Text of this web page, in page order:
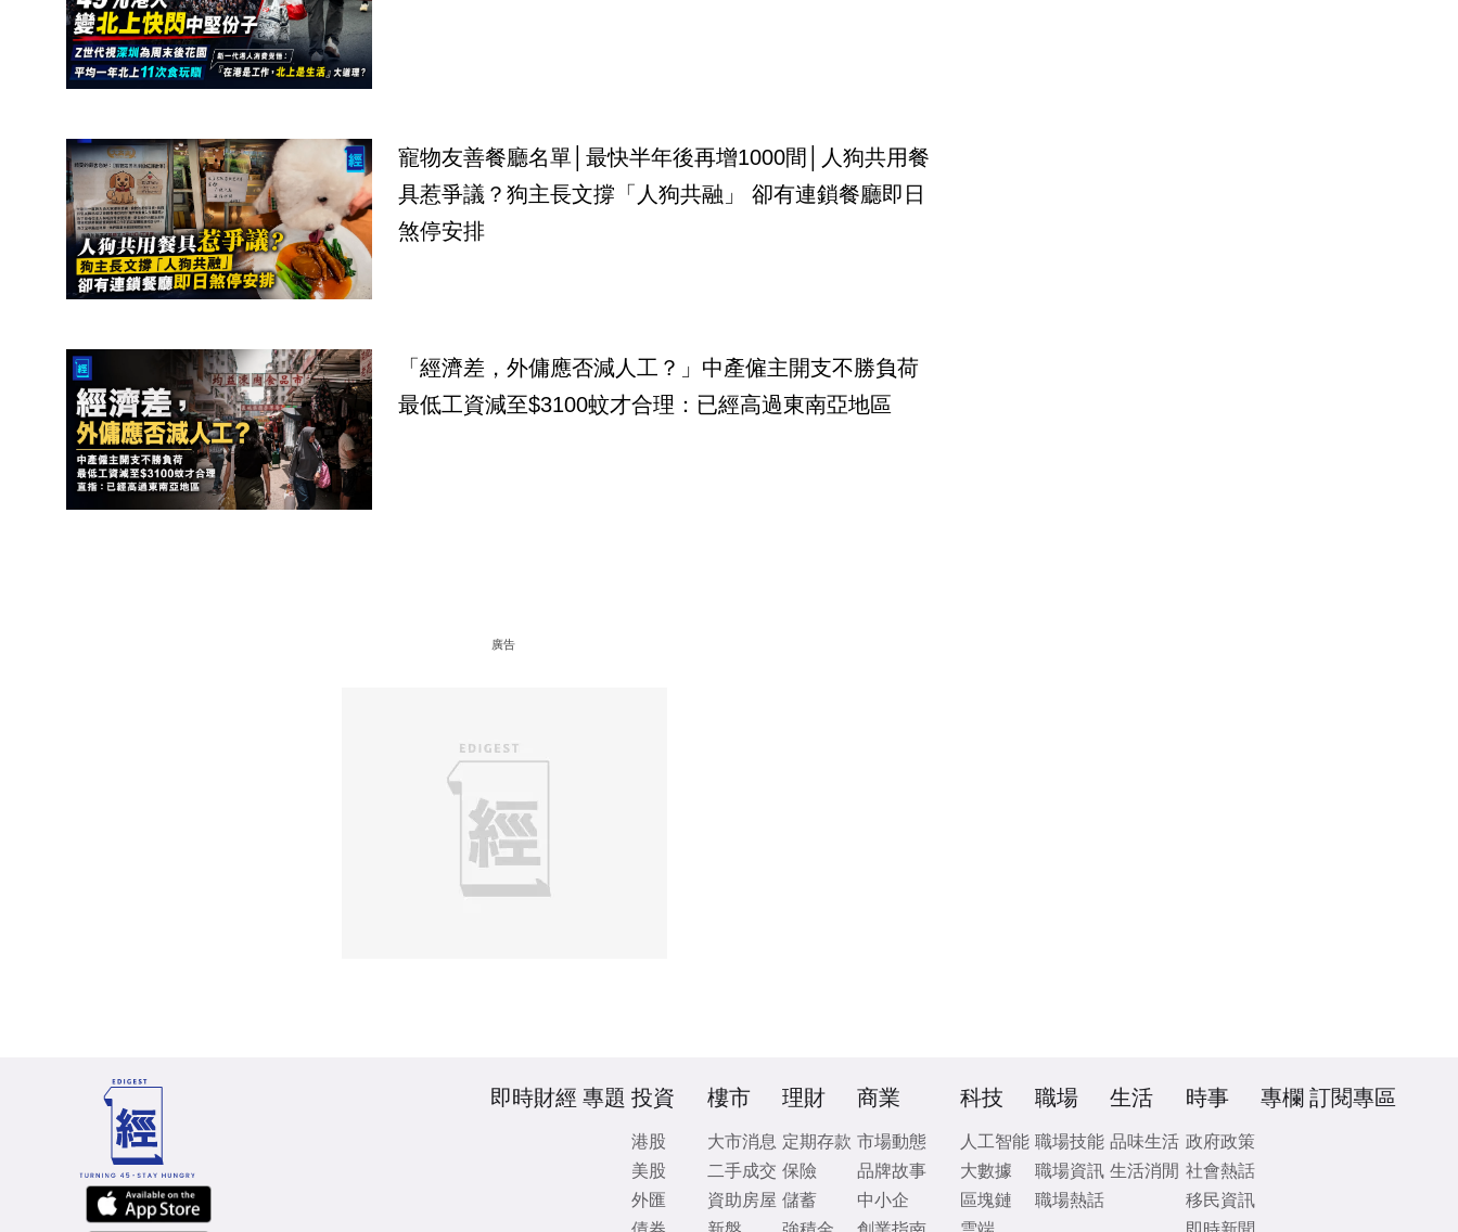
寵物友善餐廳名單│最快半年後再增1000間│人狗共用餐
具惹爭議？狗主長文撐「人狗共融」 卻有連鎖餐廳即日
煞停安排
「經濟差，外傭應否減人工？」中產僱主開支不勝負荷
最低工資減至$3100蚊才合理：已經高過東南亞地區
廣告
即時財經 專題 投資
港股
美股
外匯
樓市
大市消息
二手成交
資助房屋
理財
定期存款
保險
儲蓄
商業
市場動態
品牌故事
中小企
科技
人工智能
大數據
區塊鏈
職場
職場技能
職場資訊
職場熱話
生活
品味生活
生活消閒
時事
政府政策
社會熱話
移民資訊
專欄 訂閱專區